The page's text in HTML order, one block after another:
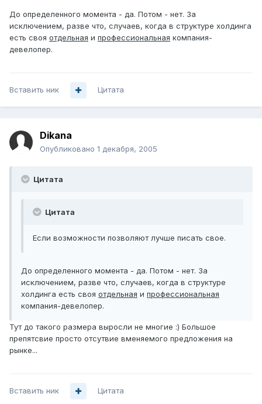
До определенного момента - да. Потом - нет. За
исключением, разве что, случаев, когда в структуре холдинга
есть своя отдельная и профессиональная компания-
девелопер.
Вставить ник Цитата
Dikana
Опубликовано 1 декабря, 2005
Цитата
Цитата
Если возможности позволяют лучше писать свое.
До определенного момента - да. Потом - нет. За
исключением, разве что, случаев, когда в структуре
холдинга есть своя отдельная и профессиональная
компания-девелопер.
Тут до такого размера выросли не многие :) Большое
препятсвие просто отсутвие вменяемого предложения на
рынке...
Вставить ник Цитата